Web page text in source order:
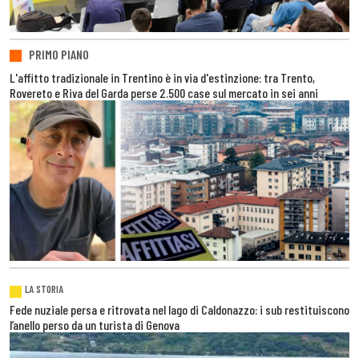
PRIMO PIANO
L'affitto tradizionale in Trentino è in via d'estinzione: tra Trento,
Rovereto e Riva del Garda perse 2.500 case sul mercato in sei anni
LA STORIA
Fede nuziale persa e ritrovata nel lago di Caldonazzo: i sub restituiscono
l’anello perso da un turista di Genova